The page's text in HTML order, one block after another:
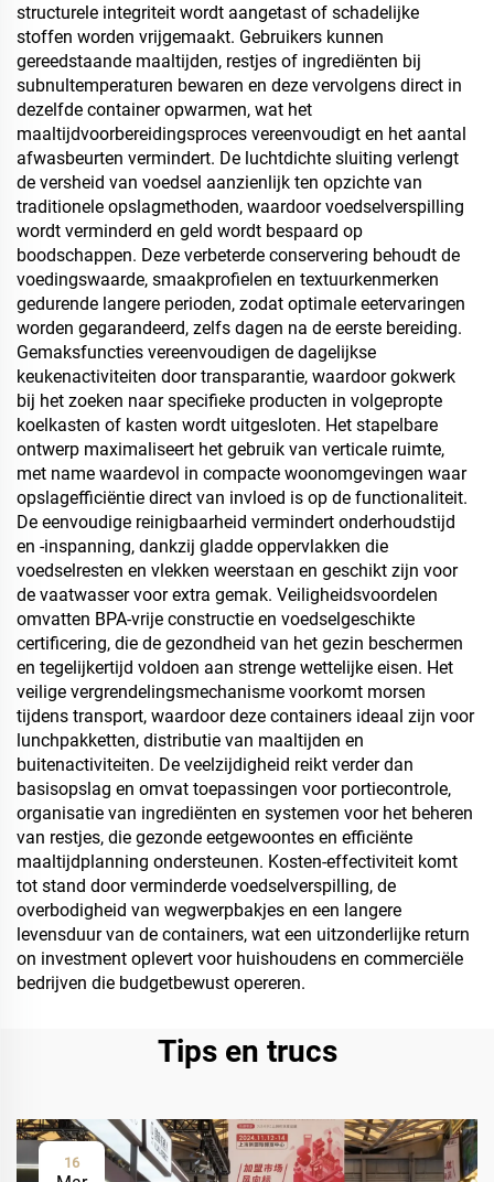
structurele integriteit wordt aangetast of schadelijke
stoffen worden vrijgemaakt. Gebruikers kunnen
gereedstaande maaltijden, restjes of ingrediënten bij
subnultemperaturen bewaren en deze vervolgens direct in
dezelfde container opwarmen, wat het
maaltijdvoorbereidingsproces vereenvoudigt en het aantal
afwasbeurten vermindert. De luchtdichte sluiting verlengt
de versheid van voedsel aanzienlijk ten opzichte van
traditionele opslagmethoden, waardoor voedselverspilling
wordt verminderd en geld wordt bespaard op
boodschappen. Deze verbeterde conservering behoudt de
voedingswaarde, smaakprofielen en textuurkenmerken
gedurende langere perioden, zodat optimale eetervaringen
worden gegarandeerd, zelfs dagen na de eerste bereiding.
Gemaksfuncties vereenvoudigen de dagelijkse
keukenactiviteiten door transparantie, waardoor gokwerk
bij het zoeken naar specifieke producten in volgepropte
koelkasten of kasten wordt uitgesloten. Het stapelbare
ontwerp maximaliseert het gebruik van verticale ruimte,
met name waardevol in compacte woonomgevingen waar
opslagefficiëntie direct van invloed is op de functionaliteit.
De eenvoudige reinigbaarheid vermindert onderhoudstijd
en -inspanning, dankzij gladde oppervlakken die
voedselresten en vlekken weerstaan en geschikt zijn voor
de vaatwasser voor extra gemak. Veiligheidsvoordelen
omvatten BPA-vrije constructie en voedselgeschikte
certificering, die de gezondheid van het gezin beschermen
en tegelijkertijd voldoen aan strenge wettelijke eisen. Het
veilige vergrendelingsmechanisme voorkomt morsen
tijdens transport, waardoor deze containers ideaal zijn voor
lunchpakketten, distributie van maaltijden en
buitenactiviteiten. De veelzijdigheid reikt verder dan
basisopslag en omvat toepassingen voor portiecontrole,
organisatie van ingrediënten en systemen voor het beheren
van restjes, die gezonde eetgewoontes en efficiënte
maaltijdplanning ondersteunen. Kosten-effectiviteit komt
tot stand door verminderde voedselverspilling, de
overbodigheid van wegwerpbakjes en een langere
levensduur van de containers, wat een uitzonderlijke return
on investment oplevert voor huishoudens en commerciële
bedrijven die budgetbewust opereren.
Tips en trucs
16